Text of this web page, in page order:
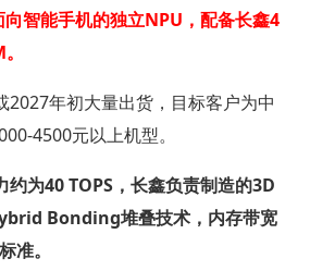
智能手机的独立NPU，配备长鑫4
2027年初大量出货，目标客户为中
4500元以上机型。
为40 TOPS，长鑫负责制造的3D
Bonding堆叠技术，内存带宽
准。